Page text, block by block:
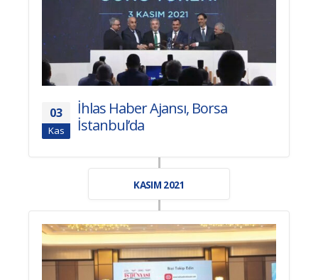
03
Kas
İhlas Haber Ajansı, Borsa
İstanbul’da
KASIM 2021